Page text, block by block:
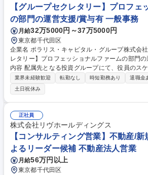
「その土地で何ができるか」を社内で相談・検
り取り、契約・引渡しのサポート■用地仕入れに
築・お金の流れ）を業務を通じて習得 募集職種 丸の内【仕入営業】未経
験歓迎！/総合不動産会社/売上300億円超/リヴグ
【グループセクレタリー】プロフェ
の部門の運営支援/賞与有 一般事務
月給32万5000円～37万5000円
東京都千代田区
企業名 ポラリス・キャピタル・グループ株式会社 求人名 【グループセク
レタリー】プロフェッショナルファームの部門の運営
内容 配属先となる投資グループにて、役員のス
の秘書業務と事務サポートを幅広く担当します。
え、投資案件に係る事務や法務書類作成等をお任せいた
投資グループのアシスタント業務全般をお任せい
ールの調整、資料準備、経費精算や総務庶務業
適正に応じて投資案件に係る事務サポートや会社
成などもご担当いただきます。ホスピタリティを
っていただき、配属先部署の業務の円滑な運営を
待するポジションです。 募集職種 【グループセクレタリー】プロフェッ
ショナルファームの部門の運営支援/賞与有
業界未経験歓迎 転勤なし 時短勤務あり 退職金
土日祝休み
正社員
株式会社リヴホールディングス
【コンサルティング営業】不動産/
よるリーダー候補 不動産法人営業
月給56万円以上
東京都千代田区